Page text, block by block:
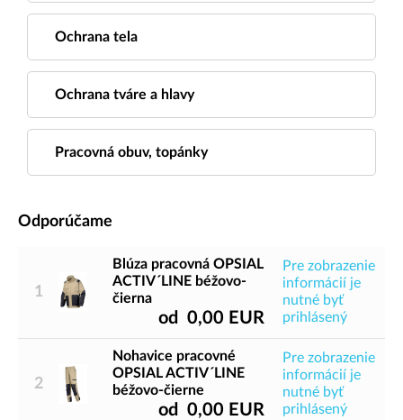
Ochrana tela
Ochrana tváre a hlavy
Pracovná obuv, topánky
Odporúčame
1
Blúza pracovná OPSIAL
ACTIV´LINE béžovo-
čierna
od 0,00 EUR
Pre zobrazenie
informácií je
nutné byť
prihlásený
2
Nohavice pracovné
OPSIAL ACTIV´LINE
béžovo-čierne
od 0,00 EUR
Pre zobrazenie
informácií je
nutné byť
prihlásený